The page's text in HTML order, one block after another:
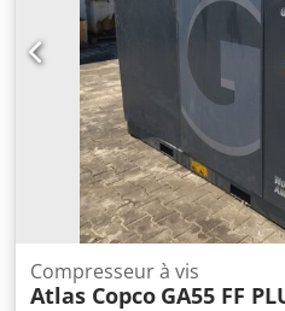
Compresseur à vis
Atlas Copco GA55 FF